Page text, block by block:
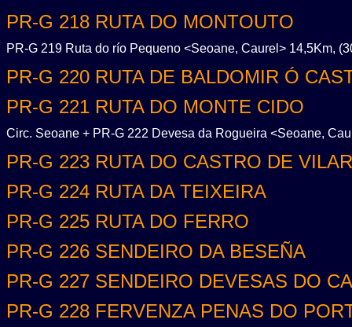
PR-G 218 RUTA DO MONTOUTO
PR-G 219 Ruta do río Pequeno <Seoane, Caurel> 14,5Km,
PR-G 220 RUTA DE BALDOMIR Ó
PR-G 221 RUTA DO MONTE CIDO
Circ. Seoane + PR-G 222 Devesa da Rogueira <Seoane,
PR-G 223 RUTA DO CASTRO DE VILAR
PR-G 224 RUTA DA TEIXEIRA
PR-G 225 RUTA DO FERRO
PR-G 226 SENDEIRO DA BESEÑA
PR-G 227 SENDEIRO DEVESAS DO
PR-G 228 FERVENZA PENAS DO